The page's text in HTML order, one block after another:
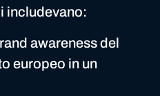
includevano:
awareness del
europeo in un